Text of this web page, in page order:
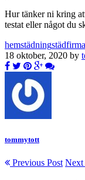
Hur tänker ni kring
testat eller något du
hemstädning
18 oktober, 2020 by
tommytott
Previous Post Next